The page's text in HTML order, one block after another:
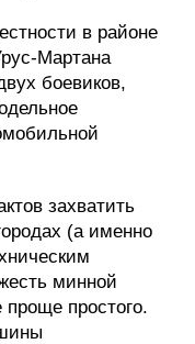
в районе
Мартана
боевиков,
захватить
(а именно
минной
проще простого.